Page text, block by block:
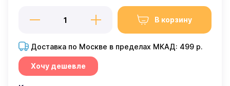
В корзину
Доставка по Москве в пределах МКАД: 499 р.
Хочу дешевле